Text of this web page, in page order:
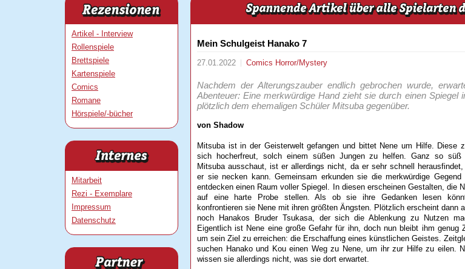
Artikel - Interview
Rollenspiele
Brettspiele
Kartenspiele
Comics
Romane
Hörspiele/-bücher
Mitarbeit
Rezi - Exemplare
Impressum
Datenschutz
Mein Schulgeist Hanako 7
27.01.2022 Comics Horror/Mystery
Nachdem der Alterungszauber endlich gebrochen wurde,
Abenteuer: Eine merkwürdige Hand zieht sie durch einen Spiegel
plötzlich dem ehemaligen Schüler Mitsuba gegenüber.
von Shadow
Mitsuba ist in der Geisterwelt gefangen und bittet Nene um Hilfe. Diese
sich hocherfreut, solch einem süßen Jungen zu helfen. Ganz so süß
Mitsuba ausschaut, ist er allerdings nicht, da er sehr schnell herausfindet,
er sie necken kann. Gemeinsam erkunden sie die merkwürdige Gegend
entdecken einen Raum voller Spiegel. In diesen erscheinen Gestalten, die
auf eine harte Probe stellen. Als ob sie ihre Gedanken lesen
konfrontieren sie Nene mit ihren größten Ängsten. Plötzlich erscheint dann
noch Hanakos Bruder Tsukasa, der sich die Ablenkung zu Nutzen
Eigentlich ist Nene eine große Gefahr für ihn, doch nun bleibt ihm genug
um sein Ziel zu erreichen: die Erschaffung eines künstlichen Geistes.
suchen Hanako und Kou einen Weg zu Nene, um ihr zur Hilfe zu eilen.
wissen sie allerdings nicht, was sie dort erwartet.